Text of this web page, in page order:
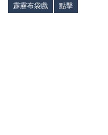
霹靂布袋戲
點擊